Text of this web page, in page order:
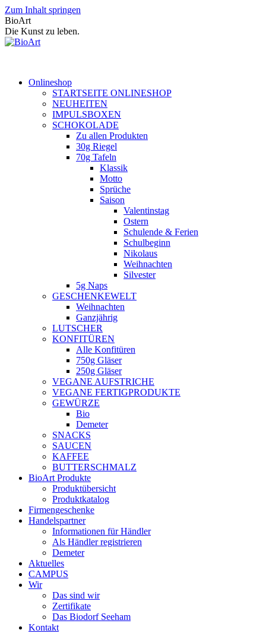
Zum Inhalt springen
BioArt
Die Kunst zu leben.
Onlineshop
STARTSEITE ONLINESHOP
NEUHEITEN
IMPULSBOXEN
SCHOKOLADE
Zu allen Produkten
30g Riegel
70g Tafeln
Klassik
Motto
Sprüche
Saison
Valentinstag
Ostern
Schulende & Ferien
Schulbeginn
Nikolaus
Weihnachten
Silvester
5g Naps
GESCHENKEWELT
Weihnachten
Ganzjährig
LUTSCHER
KONFITÜREN
Alle Konfitüren
750g Gläser
250g Gläser
VEGANE AUFSTRICHE
VEGANE FERTIGPRODUKTE
GEWÜRZE
Bio
Demeter
SNACKS
SAUCEN
KAFFEE
BUTTERSCHMALZ
BioArt Produkte
Produktübersicht
Produktkatalog
Firmengeschenke
Handelspartner
Informationen für Händler
Als Händler registrieren
Demeter
Aktuelles
CAMPUS
Wir
Das sind wir
Zertifikate
Das Biodorf Seeham
Kontakt